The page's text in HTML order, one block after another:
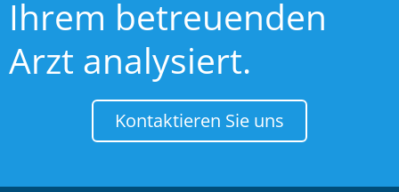
Ihrem betreuenden
Arzt analysiert.
Kontaktieren Sie uns